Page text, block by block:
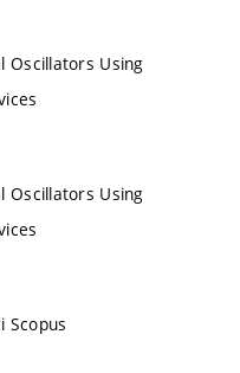
Oscillators Using
Oscillators Using
Scopus